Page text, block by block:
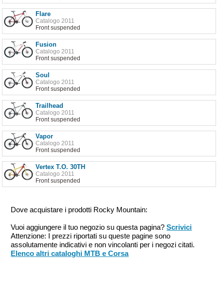
Flare
Catalogo 2011
Front suspended
Fusion
Catalogo 2011
Front suspended
Soul
Catalogo 2011
Front suspended
Trailhead
Catalogo 2011
Front suspended
Vapor
Catalogo 2011
Front suspended
Vertex T.O. 30TH
Catalogo 2011
Front suspended
Dove acquistare i prodotti Rocky Mountain:
Vuoi aggiungere il tuo negozio su questa pagina?Scrivici
Attenzione: I prezzi riportati su queste pagine sono
assolutamente indicativi e non vincolanti per i negozi citati.
Elenco altri cataloghi MTB e Corsa